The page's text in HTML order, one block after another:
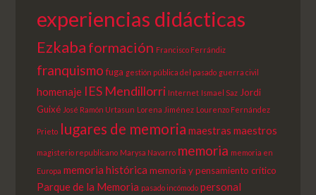
experiencias didácticas
Ezkaba formación Francisco Ferrándiz
franquismo fuga gestión pública del pasado guerra civil
homenaje IES Mendillorri Internet Ismael Saz Jordi
Guixé José Ramón Urtasun Lorena Jiménez Lourenzo Fernández
Prieto lugares de memoria maestras maestros
magisterio republicano Marysa Navarro memoria memoria en
Europa memoria histórica memoria y pensamiento crítico
Parque de la Memoria pasado incómodo personal